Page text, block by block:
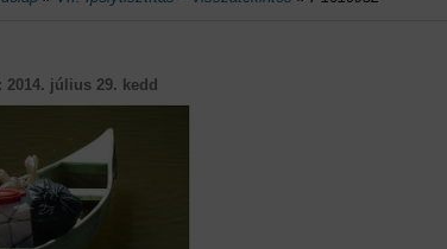
2014. július 29. kedd